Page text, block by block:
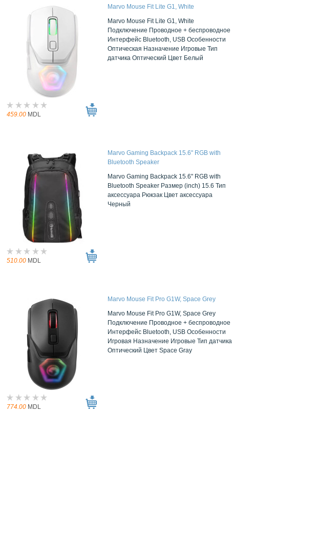
459.00 MDL
Marvo Mouse Fit Lite G1, White
Marvo Mouse Fit Lite G1, White
Подключение Проводное + беспроводное
Интерфейс Bluetooth, USB Особенности
Оптическая Назначение Игровые Тип
датчика Оптический Цвет Белый
510.00 MDL
Marvo Gaming Backpack 15.6" RGB with
Bluetooth Speaker
Marvo Gaming Backpack 15.6" RGB with
Bluetooth Speaker Размер (inch) 15.6 Тип
аксессуара Рюкзак Цвет аксессуара
Черный
774.00 MDL
Marvo Mouse Fit Pro G1W, Space Grey
Marvo Mouse Fit Pro G1W, Space Grey
Подключение Проводное + беспроводное
Интерфейс Bluetooth, USB Особенности
Игровая Назначение Игровые Тип датчика
Оптический Цвет Space Gray